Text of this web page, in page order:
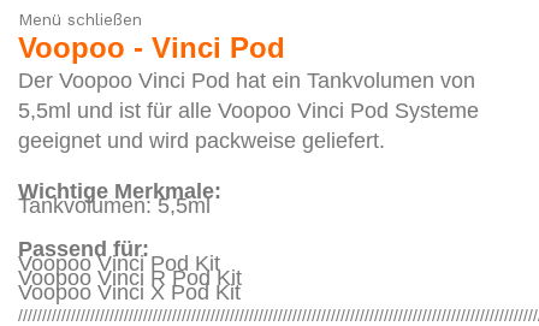
Menü schließen
Voopoo - Vinci Pod
Der Voopoo Vinci Pod hat ein Tankvolumen von
5,5ml und ist für alle Voopoo Vinci Pod Systeme
geeignet und wird packweise geliefert.
Wichtige Merkmale:
Tankvolumen: 5,5ml
Passend für:
Voopoo Vinci Pod Kit
Voopoo Vinci R Pod Kit
Voopoo Vinci X Pod Kit